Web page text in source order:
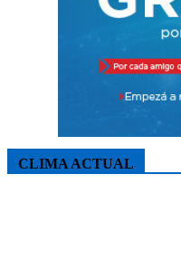
CLIMA ACTUAL